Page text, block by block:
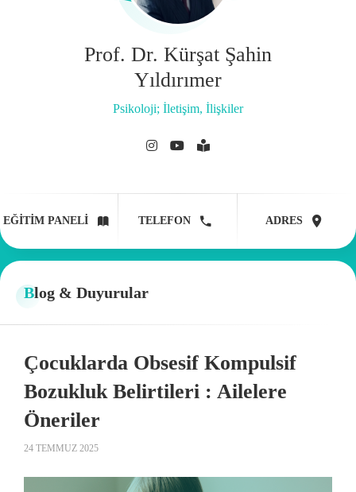
Prof. Dr. Kürşat Şahin
Yıldırımer
Psikoloji; İletişim, İlişkiler
EĞITIM PANELI TELEFON ADRES
Blog & Duyurular
Çocuklarda Obsesif Kompulsif
Bozukluk Belirtileri : Ailelere
Öneriler
24 TEMMUZ 2025